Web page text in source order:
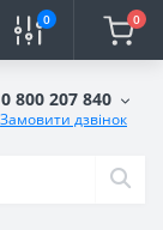
0 0
0 800 207 840
Замовити дзвінок